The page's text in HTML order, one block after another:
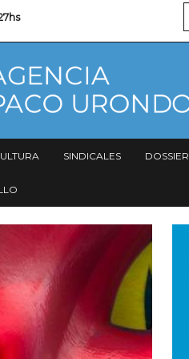
SINDICALES DOSSIER